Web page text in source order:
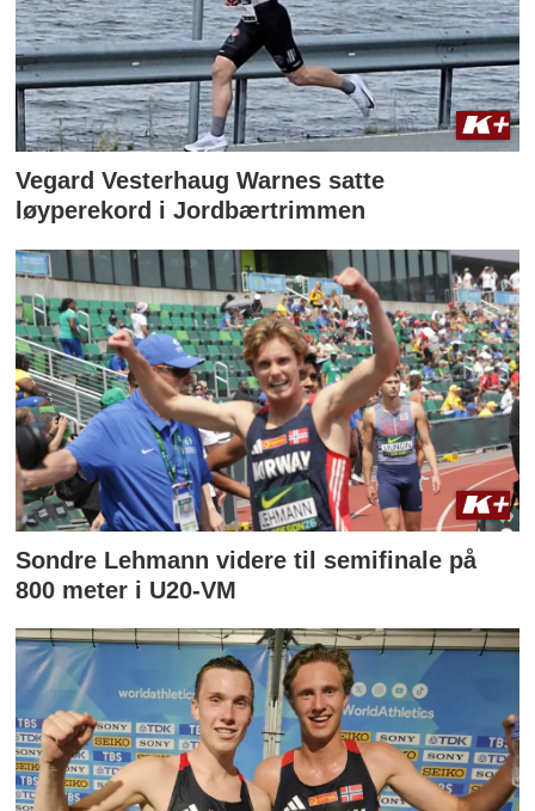
Vegard Vesterhaug Warnes satte
løyperekord i Jordbærtrimmen
Sondre Lehmann videre til semifinale på
800 meter i U20-VM